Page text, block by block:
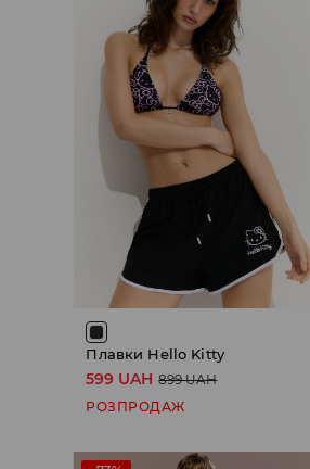
Плавки Hello Kitty
599 UAH 899 UAH
РОЗПРОДАЖ